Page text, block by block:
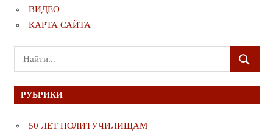
ВИДЕО
КАРТА САЙТА
Поиск
для:
ПОИСК
РУБРИКИ
50 ЛЕТ ПОЛИТУЧИЛИЩАМ